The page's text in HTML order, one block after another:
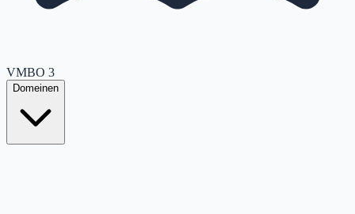
VMBO 3
Domeinen